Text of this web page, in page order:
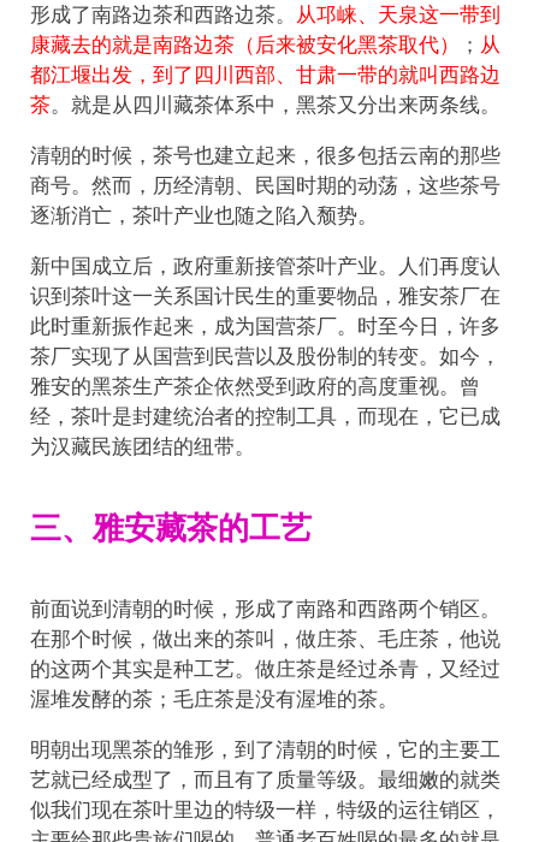
形成了南路边茶和西路边茶。 从邛崃、天泉这一带到
康藏去的就是南路边茶（后来被安化黑茶取代）
； 从
都江堰出发，到了四川西部、甘肃一带的就叫西路边
茶。就是从四川藏茶体系中，黑茶又分出来两条线。
清朝的时候，茶号也建立起来，很多包括云南的那些
商号。然而，历经清朝、民国时期的动荡，这些茶号
逐渐消亡，茶叶产业也随之陷入颓势。
新中国成立后，政府重新接管茶叶产业。人们再度认
识到茶叶这一关系国计民生的重要物品，雅安茶厂在
此时重新振作起来，成为国营茶厂。时至今日，许多
茶厂实现了从国营到民营以及股份制的转变。如今，
雅安的黑茶生产茶企依然受到政府的高度重视。曾
经，茶叶是封建统治者的控制工具，而现在，它已成
为汉藏民族团结的纽带。
三、雅安藏茶的工艺
前面说到清朝的时候，形成了南路和西路两个销区。
在那个时候，做出来的茶叫，做庄茶、毛庄茶，他说
的这两个其实是种工艺。做庄茶是经过杀青，又经过
渥堆发酵的茶；毛庄茶是没有渥堆的茶。
明朝出现黑茶的雏形，到了清朝的时候，它的主要工
艺就已经成型了，而且有了质量等级。最细嫩的就类
似我们现在茶叶里边的特级一样，特级的运往销区，